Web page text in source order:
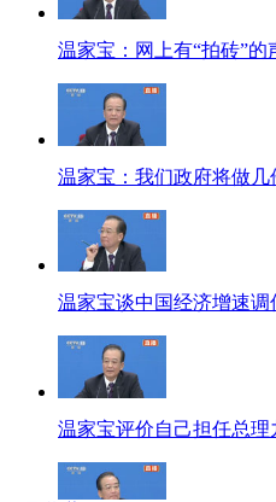
温家宝：网上有“拍砖”的
温家宝：我们政府将做几
温家宝谈中国经济增速调
温家宝评价自己担任总理